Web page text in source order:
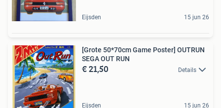
Eijsden 15 jun 26
[Grote 50*70cm Game Poster] OUTRUN
SEGA OUT RUN
€ 21,50 Details
Eijsden 15 jun 26